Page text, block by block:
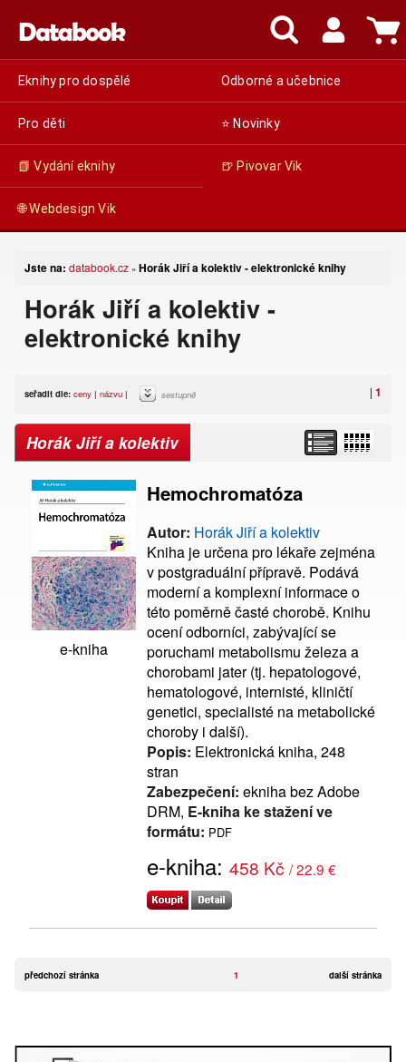
Eknihy pro dospělé Odborné a učebnice
Pro děti ⭐ Novinky
📗 Vydání eknihy 🍺 Pivovar Vik
🌐 Webdesign Vik
Jste na: databook.cz » Horák Jiří a kolektiv - elektronické knihy
Horák Jiří a kolektiv -
elektronické knihy
| 1
seřadit dle: ceny | názvu | sestupně
Horák Jiří a kolektiv
e-kniha
Hemochromatóza
Autor: Horák Jiří a kolektiv
Kniha je určena pro lékaře zejména
v postgraduální přípravě. Podává
moderní a komplexní informace o
této poměrně časté chorobě. Knihu
ocení odborníci, zabývající se
poruchami metabolismu železa a
chorobami jater (tj. hepatologové,
hematologové, internisté, kliničtí
genetici, specialisté na metabolické
choroby i další).
Popis: Elektronická kniha, 248
stran
Zabezpečení: ekniha bez Adobe
DRM, E-kniha ke stažení ve
formátu: PDF
e-kniha: 458 Kč / 22.9 €
další stránka
předchozí stránka 1